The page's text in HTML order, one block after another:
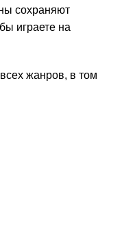
сохраняют
играете на
жанров, в том